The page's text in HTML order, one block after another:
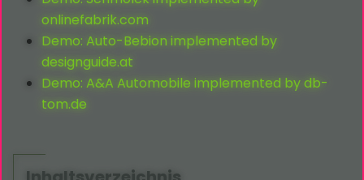
onlinefabrik.com
Demo: Auto-Bebion implemented by
designguide.at
Demo: A&A Automobile implemented by db-
tom.de